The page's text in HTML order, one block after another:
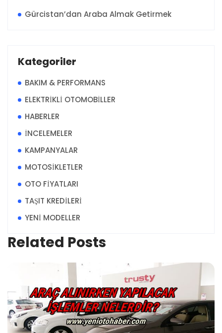
Gürcistan’dan Araba Almak Getirmek
Kategoriler
BAKIM & PERFORMANS
ELEKTRİKLİ OTOMOBİLLER
HABERLER
İNCELEMELER
KAMPANYALAR
MOTOSİKLETLER
OTO FİYATLARI
TAŞIT KREDİLERİ
YENİ MODELLER
Related Posts